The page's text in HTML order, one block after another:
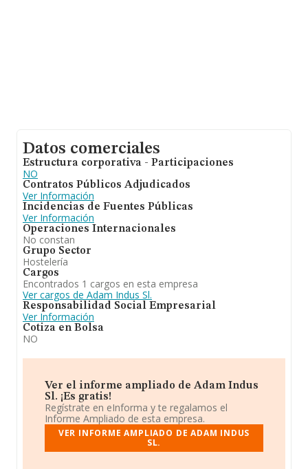
Datos comerciales
Estructura corporativa - Participaciones
NO
Contratos Públicos Adjudicados
Ver Información
Incidencias de Fuentes Públicas
Ver Información
Operaciones Internacionales
No constan
Grupo Sector
Hostelería
Cargos
Encontrados 1 cargos en esta empresa
Ver cargos de Adam Indus Sl.
Responsabilidad Social Empresarial
Ver Información
Cotiza en Bolsa
NO
Ver el informe ampliado de Adam Indus
Sl. ¡Es gratis!
Regístrate en eInforma y te regalamos el
Informe Ampliado de esta empresa.
VER INFORME AMPLIADO DE ADAM INDUS
SL.